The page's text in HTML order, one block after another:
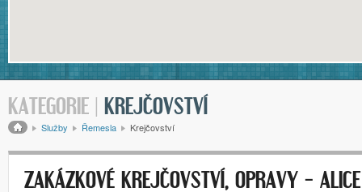
KATEGORIE | KREJČOVSTVÍ
Drobečková navigace
Služby Řemesla Krejčovství
ZAKÁZKOVÉ KREJČOVSTVÍ, OPRAVY –